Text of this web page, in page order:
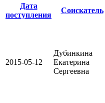
Дата
поступления
Соискатель
2015-05-12
Дубинкина
Екатерина
Сергеевна